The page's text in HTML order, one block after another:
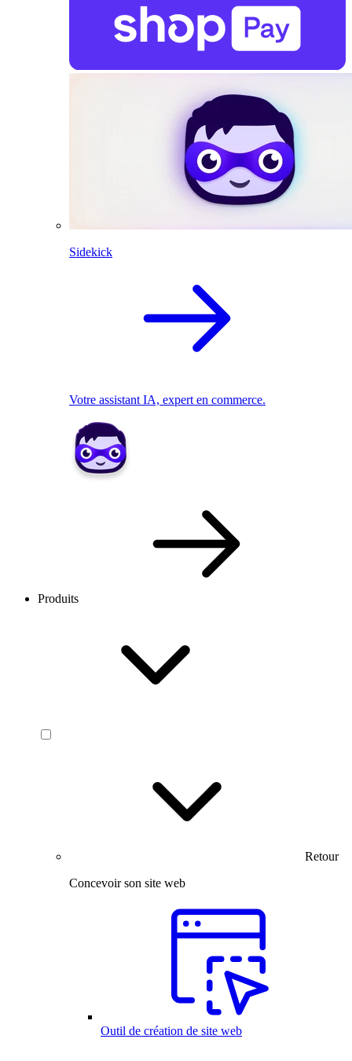
Sidekick
Votre assistant IA, expert en commerce.
Produits
Retour
Concevoir son site web
Outil de création de site web